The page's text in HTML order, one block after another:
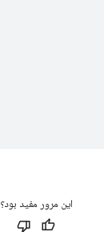
این مرور مفید بود؟